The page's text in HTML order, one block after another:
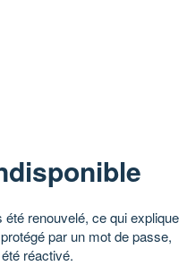
été renouvelé, ce qui explique
par un mot de passe,
réactivé.